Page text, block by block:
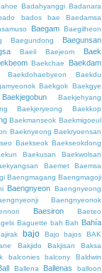
Badahyanggi Badanara
bados bae
Baedamsa
Baegam Baegilheon
Baegundong Baegunsan
Baeil Baejeom
Baek
Baekchae Baekdam
Baekdohaebyeon Baekdu
Baekgok Baekgye
Baekjegobun Baekjehyang
Baekjeryeong
Baekkop
Baekmanseok Baekmigoeul
Baeknyeong Baekryoensan
Baekseok Baekseokdong
Baekusan
Baekwolsan
Baemet Baemsa
Baengmagang Baengmagoji
Baengnyeon Baengnyeong
Baengnyeonok
Baesiron
Baeteo
Baguette bah Bah Bahía
bajo Bajo bajos
BAK
Bakjido Bakjisan
Baksa
balconies balcony
Baldwin
Ballena Ballenas
balloon